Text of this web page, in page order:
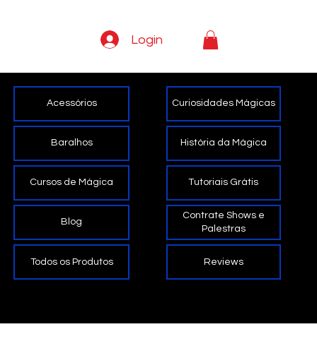
Login
Acessórios
Baralhos
Cursos de Mágica
Blog
Todos os Produtos
Curiosidades Mágicas
História da Mágica
Tutoriais Grátis
Contrate Shows e
Palestras
Reviews